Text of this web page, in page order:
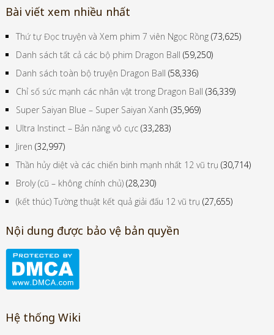
Bài viết xem nhiều nhất
Thứ tự Đọc truyện và Xem phim 7 viên Ngọc Rồng (73,625)
Danh sách tất cả các bộ phim Dragon Ball (59,250)
Danh sách toàn bộ truyện Dragon Ball (58,336)
Chỉ số sức mạnh các nhân vật trong Dragon Ball (36,339)
Super Saiyan Blue – Super Saiyan Xanh (35,969)
Ultra Instinct – Bản năng vô cực (33,283)
Jiren (32,997)
Thần hủy diệt và các chiến binh mạnh nhất 12 vũ trụ (30,714)
Broly (cũ – không chính chủ) (28,230)
(kết thúc) Tường thuật kết quả giải đấu 12 vũ trụ (27,655)
Nội dung được bảo vệ bản quyền
Hệ thống Wiki